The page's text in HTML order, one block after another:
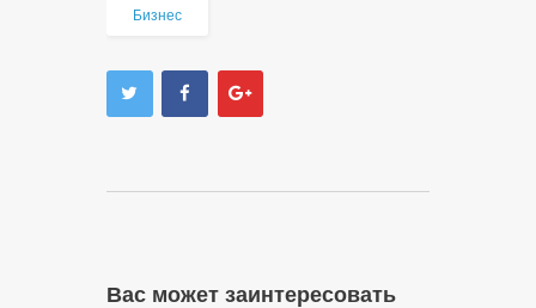
Бизнес
Вас может заинтересовать